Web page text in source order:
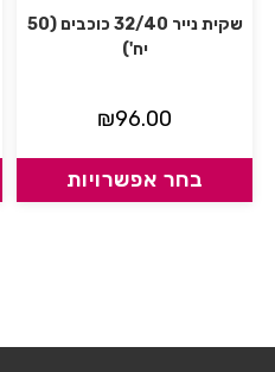
שקית נייר 32/40 כוכבים (50
יח')
₪96.00
בחר אפשרויות